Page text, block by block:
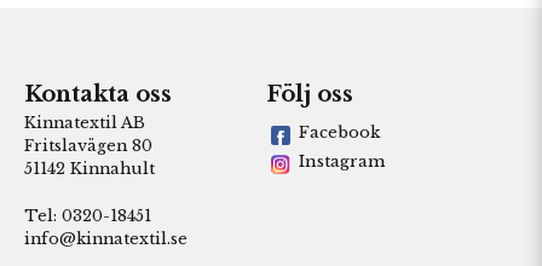
Kontakta oss
Kinnatextil AB
Fritslavägen 80
51142 Kinnahult
Tel: 0320-18451
info@kinnatextil.se
Följ oss
Facebook
Instagram